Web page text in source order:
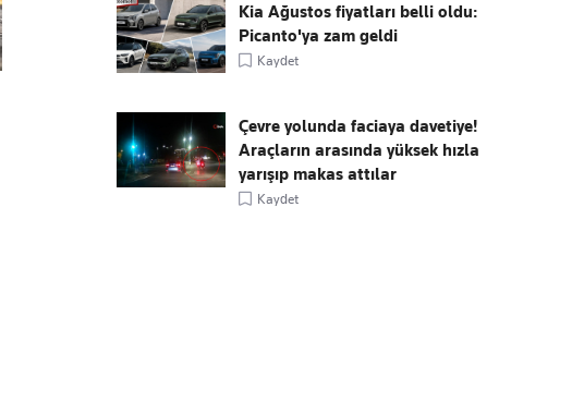
Kia Ağustos fiyatları belli oldu:
Picanto'ya zam geldi
Kaydet
Çevre yolunda faciaya davetiye!
Araçların arasında yüksek hızla
yarışıp makas attılar
Kaydet